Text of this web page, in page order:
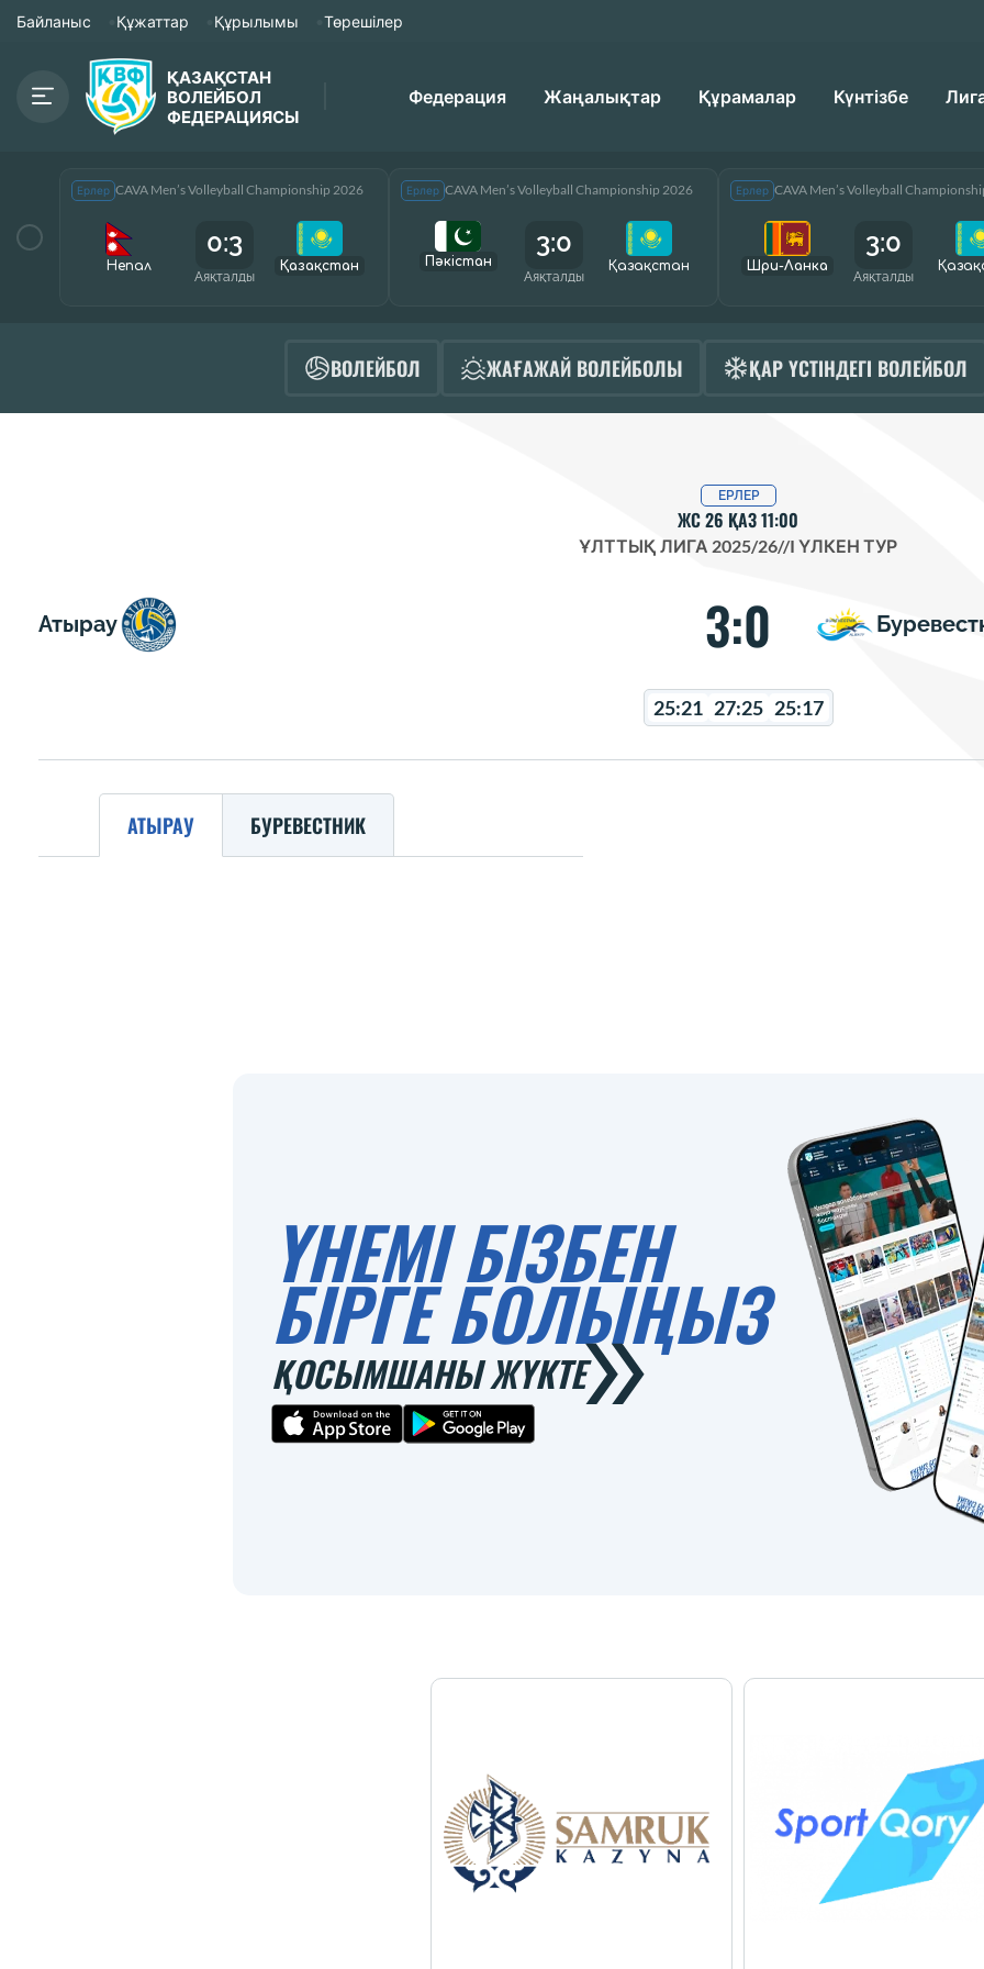
Байланыс Құжаттар Құрылымы Төрешілер
ҚАЗАҚСТАН
ВОЛЕЙБОЛ
ФЕДЕРАЦИЯСЫ
Федерация Жаңалықтар Құрамалар Күнтізбе
Ерлер CAVA Men’s Volleyball Championship 2026
Непал
0:3
Аяқталды
Қазақcтан
Ерлер CAVA Men’s Volleyball Championship 2026
Пәкістан
3:0
Аяқталды
Қазақcтан
Ерлер CAVA Men’s Volleyball
Шри-Ланка
3:0
Аяқталды
ВОЛЕЙБОЛ ЖАҒАЖАЙ ВОЛЕЙБОЛЫ ҚАР ҮСТІНДЕГІ ВОЛЕЙБОЛ
ЕРЛЕР
ЖС 26 ҚАЗ 11:00
ҰЛТТЫҚ ЛИГА 2025/26//I ҮЛКЕН ТУР
Атырау 3:0
25:21 27:25 25:17
АТЫРАУ БУРЕВЕСТНИК
ҮНЕМІ БІЗБЕН
БІРГЕ БОЛЫҢЫЗ
ҚОСЫМШАНЫ ЖҮКТЕ